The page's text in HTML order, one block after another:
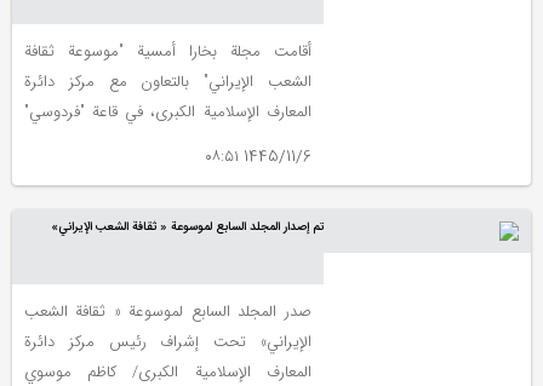
أقامت مجلة بخارا أمسیة "موسوعة ثقافة
الشعب الإیراني" بالتعاون مع مرکز دائرة
المعارف الإسلامیة الکبری، في قاعة "فردوسي"
1445/11/6 ۰۸:۵۱
تم إصدار المجلد السابع لموسوعة « ثقافة الشعب الإیراني»
صدر المجلد السابع لموسوعة « ثقافة الشعب
الإیراني» تحت إشراف رئیس مرکز دائرة
المعارف الإسلامیة الکبری/ کاظم موسوي